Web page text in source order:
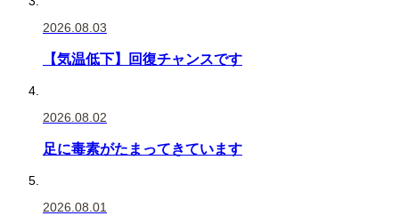
2026.08.03
【気温低下】回復チャンスです
2026.08.02
足に毒素がたまってきています
2026.08.01